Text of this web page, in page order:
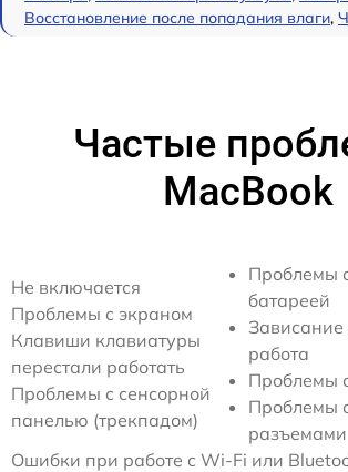
Восстановление после попадания влаги,
Частые
MacBook
Не включается
Проблемы с экраном
Клавиши клавиатуры
перестали работать
Проблемы с сенсорной
панелью (трекпадом)
Проблемы
батареей
работа
Проблемы
Проблемы
разъемами
Ошибки при работе с Wi-Fi или